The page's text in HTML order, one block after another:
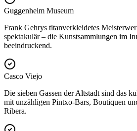
Guggenheim Museum
Frank Gehrys titanverkleidetes
spektakulär – die Kunstsammlungen im
beeindruckend.
Casco Viejo
Die sieben Gassen der Altstadt sind das
mit unzähligen Pintxo-Bars, Boutiquen
Ribera.